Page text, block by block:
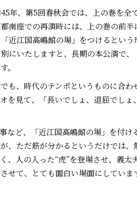
年、第5回春秋会では、上の巻を全
南座での再演時には、上の巻の前
近江国高嶋館の場」をつけるとい
にいたしますと、長期の本公演で
。
も、時代のテンポというものに合わ
を見て、「長いでしょ、退屈でし
など、「近江国高嶋館の場」を付け
、ただ筋が分かるというだけでは
、人の入った“虎”を登場させ、義
せて、とても面白い場面にしていま